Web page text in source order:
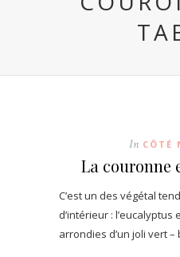
In CÔTÉ
La couronne
C’est un des végétal
d’intérieur :
arrondies d’un joli vert